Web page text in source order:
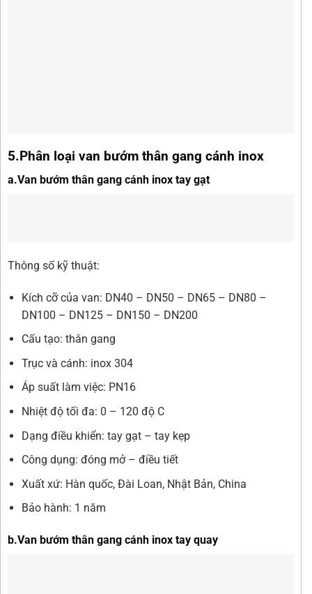
5.Phân loại van bướm thân gang cánh inox
a.Van bướm thân gang cánh inox tay gạt
Thông số kỹ thuật:
Kích cỡ của van: DN40 – DN50 – DN65 – DN80 –
DN100 – DN125 – DN150 – DN200
Cấu tạo: thân gang
Trục và cánh: inox 304
Áp suất làm việc: PN16
Nhiệt độ tối đa: 0 – 120 độ C
Dạng điều khiển: tay gạt – tay kẹp
Công dụng: đóng mở – điều tiết
Xuất xứ: Hàn quốc, Đài Loan, Nhật Bản, China
Bảo hành: 1 năm
b.Van bướm thân gang cánh inox tay quay